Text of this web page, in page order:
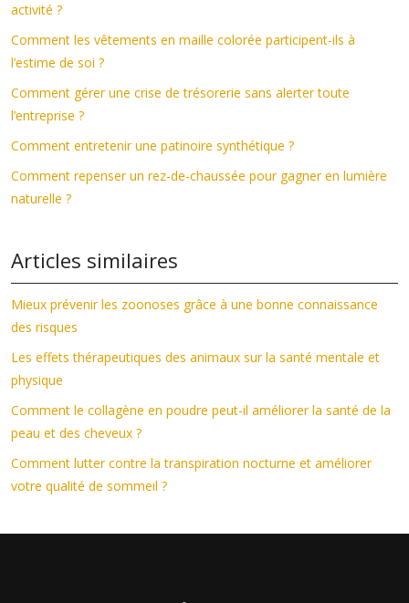
activité ?
Comment les vêtements en maille colorée participent-ils à
l’estime de soi ?
Comment gérer une crise de trésorerie sans alerter toute
l’entreprise ?
Comment entretenir une patinoire synthétique ?
Comment repenser un rez-de-chaussée pour gagner en lumière
naturelle ?
Articles similaires
Mieux prévenir les zoonoses grâce à une bonne connaissance
des risques
Les effets thérapeutiques des animaux sur la santé mentale et
physique
Comment le collagène en poudre peut-il améliorer la santé de la
peau et des cheveux ?
Comment lutter contre la transpiration nocturne et améliorer
votre qualité de sommeil ?